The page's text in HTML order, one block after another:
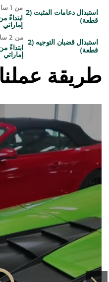
استبدال دعامات المثبت (2
قطعة)
من 1 ساعة
إماراتي
استبدال قضبان التوجيه (2
قطعة)
من 2 ساعة
إماراتي
طريقة عملنا